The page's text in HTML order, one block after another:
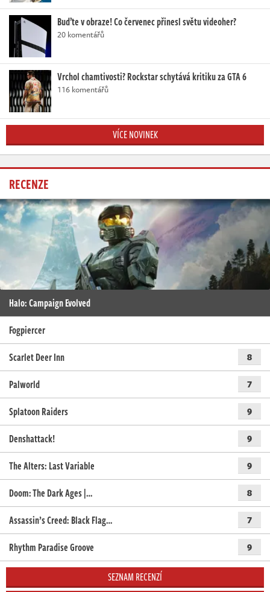
Buďte v obraze! Co červenec přinesl světu videoher?
20 komentářů
Vrchol chamtivosti? Rockstar schytává kritiku za GTA 6
116 komentářů
VÍCE NOVINEK
RECENZE
Halo: Campaign Evolved
Fogpiercer
Scarlet Deer Inn
8
Palworld 7
Splatoon Raiders 9
Denshattack! 9
The Alters: Last Variable 9
Doom: The Dark Ages |… 8
Assassin’s Creed: Black Flag… 7
Rhythm Paradise Groove 9
SEZNAM RECENZÍ